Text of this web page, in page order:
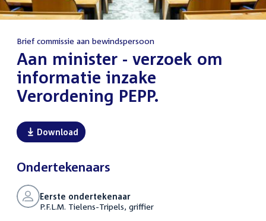
Brief commissie aan bewindspersoon
Aan minister - verzoek om
informatie inzake
Verordening PEPP.
Download
Ondertekenaars
Eerste ondertekenaar
P.F.L.M. Tielens-Tripels, griffier